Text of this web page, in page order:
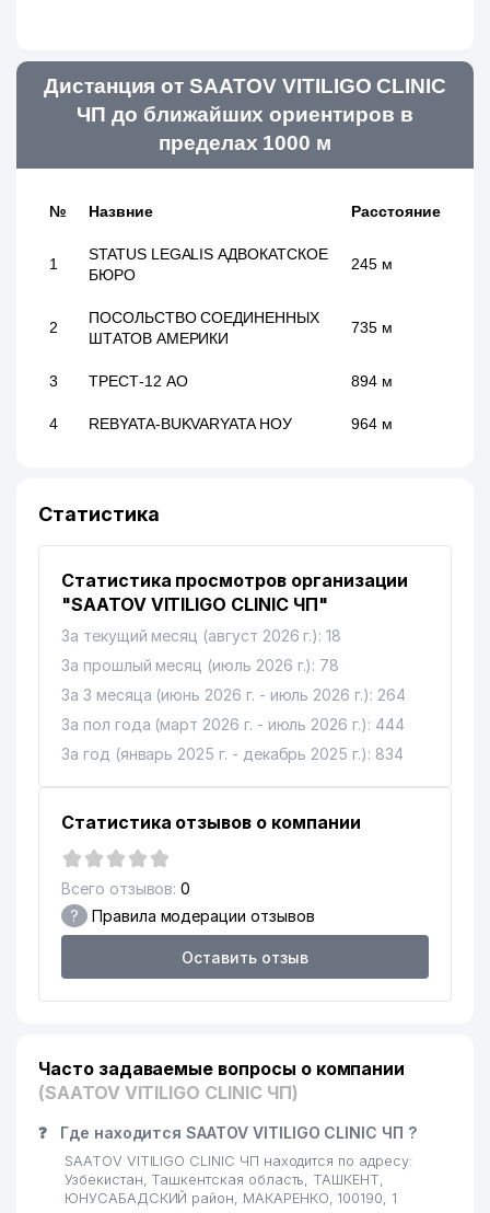
Дистанция от SAATOV VITILIGO CLINIC
ЧП до ближайших ориентиров в
пределах 1000 м
№ Назвние Расстояние
1
STATUS LEGALIS АДВОКАТСКОЕ
БЮРО
245 м
2
ПОСОЛЬСТВО СОЕДИНЕННЫХ
ШТАТОВ АМЕРИКИ
735 м
3 ТРЕСТ-12 АО 894 м
4 REBYATA-BUKVARYATA НОУ 964 м
Статистика
Статистика просмотров организации
"SAATOV VITILIGO CLINIC ЧП"
За текущий месяц (август 2026 г.): 18
За прошлый месяц (июль 2026 г.): 78
За 3 месяца (июнь 2026 г. - июль 2026 г.): 264
За пол года (март 2026 г. - июль 2026 г.): 444
За год (январь 2025 г. - декабрь 2025 г.): 834
Статистика отзывов о компании
Всего отзывов: 0
? Правила модерации отзывов
Оставить отзыв
Часто задаваемые вопросы о компании
(SAATOV VITILIGO CLINIC ЧП)
❓ Где находится SAATOV VITILIGO CLINIC ЧП ?
SAATOV VITILIGO CLINIC ЧП находится по адресу:
Узбекистан, Ташкентская область, ТАШКЕНТ,
ЮНУСАБАДСКИЙ район, МАКАРЕНКО, 100190, 1